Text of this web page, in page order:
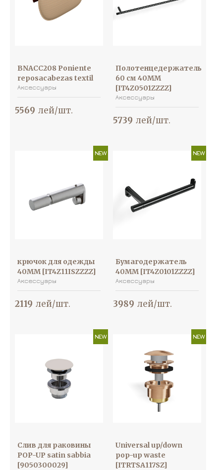
BNACC208 Poniente
reposacabezas textil
Аксессуары
5569 лей/шт.
Полотенцедержатель
60 см 40MM
[IT4Z0501ZZZZ]
Аксессуары
5739 лей/шт.
NEW
крючок для одежды
40MM [IT4Z11ISZZZZ]
Аксессуары
2119 лей/шт.
NEW
Бумагодержатель
40MM [IT4Z0101ZZZZ]
Аксессуары
3989 лей/шт.
NEW
Слив для раковины
POP-UP satin sabbia
[9050300029]
NEW
Universal up/down
pop-up waste
[ITRTSA117SZ]